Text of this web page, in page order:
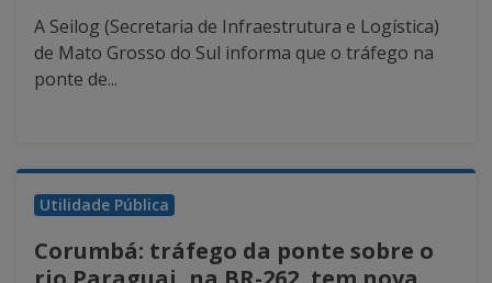
A Seilog (Secretaria de Infraestrutura e Logística)
de Mato Grosso do Sul informa que o tráfego na
ponte de...
Utilidade Pública
Corumbá: tráfego da ponte sobre o